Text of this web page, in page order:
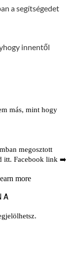
a segítségedet
innentől